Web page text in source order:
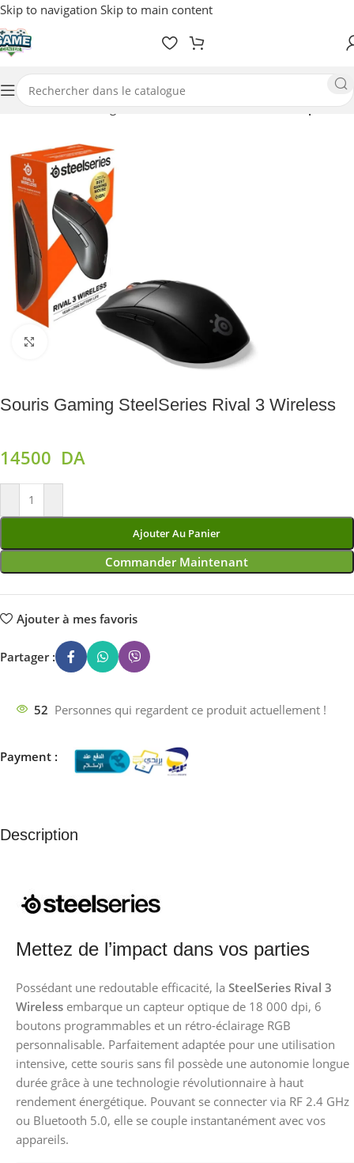
Skip to navigation Skip to main content
Accueil/ PC Gaming/ Accessoires/ Clavier / Souris / Tapis
Souris Gaming SteelSeries Rival 3 Wireless
14500 DA
Ajouter Au Panier
Commander Maintenant
Ajouter à mes favoris
Partager :
52 Personnes qui regardent ce produit actuellement !
Payment :
Description
Mettez de l’impact dans vos parties
Possédant une redoutable efficacité, la SteelSeries Rival 3
Wireless embarque un capteur optique de 18 000 dpi, 6
boutons programmables et un rétro-éclairage RGB
personnalisable. Parfaitement adaptée pour une utilisation
intensive, cette souris sans fil possède une autonomie longue
durée grâce à une technologie révolutionnaire à haut
rendement énergétique. Pouvant se connecter via RF 2.4 GHz
ou Bluetooth 5.0, elle se couple instantanément avec vos
appareils.